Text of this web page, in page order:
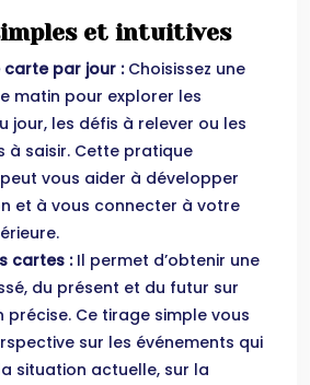
et intuitives
carte par jour :Choisissez une
matin pour explorer les
jour, les défis à relever ou les
à saisir. Cette pratique
vous aider à développer
et à vous connecter à votre
cartes : Il permet d’obtenir une
du présent et du futur sur
précise. Ce tirage simple vous
sur les événements qui
situation actuelle, sur la